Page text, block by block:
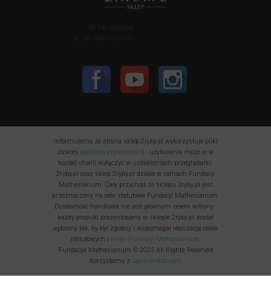
Informujemy, że strona sklep.2ryby.pl wykorzystuje pliki
cookies (polityka prywatności) - użytkownik może je w
każdej chwili wyłączyć w ustawieniach przeglądarki.
2ryby.pl oraz sklep.2ryby.pl działa w ramach Fundacji
Mathesianum. Cały przychód ze sklepu 2ryby.pl jest
przeznaczony na cele statutowe Fundacji Mathesianum.
Działalność handlowa nie jest głównym celem witryny -
każdy produkt prezentowany w sklepie 2ryby.pl został
wybrany tak, by był zgodny i wspomagał realizację celów
statutowych i misji Fundacji Mathesianum
Fundacja Mathesianum © 2025 All Rights Reserved
Korzystamy z uptimerobot.com